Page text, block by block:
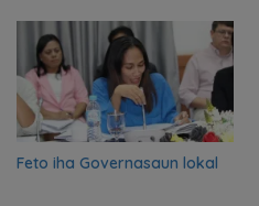
Feto iha Governasaun lokal